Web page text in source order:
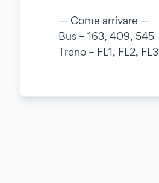
— Come arrivare —
Bus – 163, 409, 545
Treno – FL1, FL2, FL3